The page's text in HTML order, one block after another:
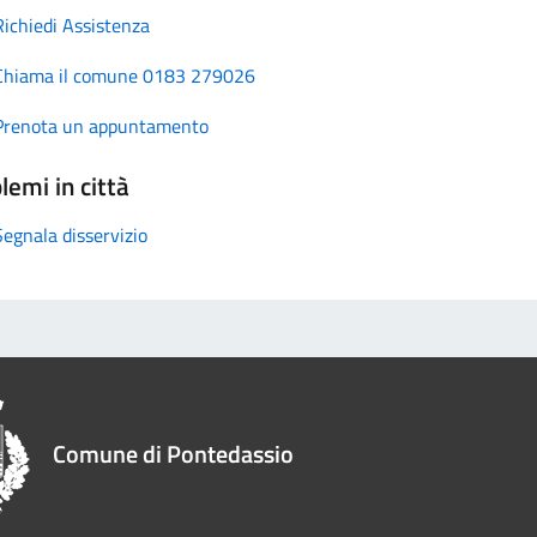
Assistenza
il comune 0183 279026
un appuntamento
in città
disservizio
Comune di Pontedassio